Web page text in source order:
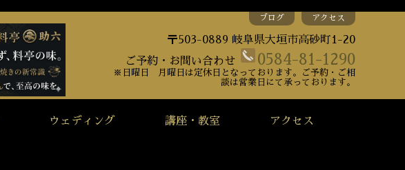
ブログ アクセス
〒503-0889 岐阜県大垣市高砂町1-20
ご予約・お問い合わせ
0584-81-1290
※日曜日 月曜日は定休日となっております。ご予約・ご相
談は営業日にて承っております。
ウェディング 講座・教室 アクセス